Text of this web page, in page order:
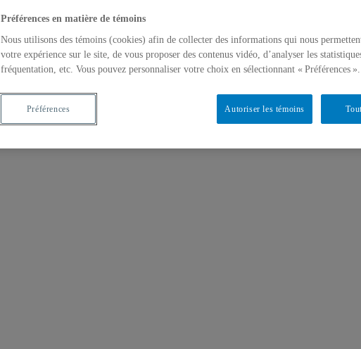
Préférences en matière de témoins
Nous utilisons des témoins (cookies) afin de collecter des informations qui nous
votre expérience sur le site, de vous proposer des contenus vidéo, d’analyser les
fréquentation, etc. Vous pouvez personnaliser votre choix en sélectionnant « Préférences ».
Autoriser les témoins
Préférences